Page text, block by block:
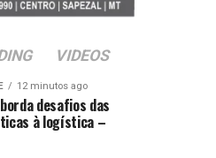
VIDEOS
12 minutos ago
desafios das
à logística –